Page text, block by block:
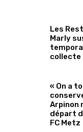
Les
Marly
collecte
« On a
Arpinon
départ
FC Metz